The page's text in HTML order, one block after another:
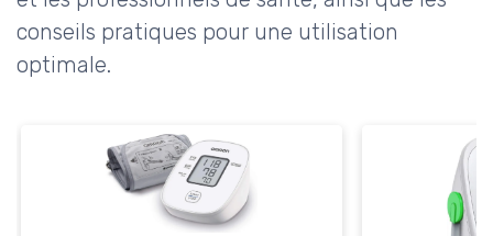
conseils pratiques pour une utilisation
optimale.